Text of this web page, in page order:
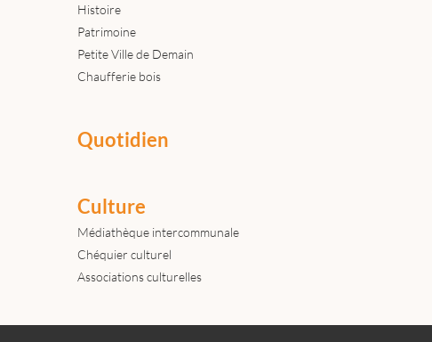
Histoire
Patrimoine
Petite Ville de Demain
Chaufferie bois
Quotidien
Culture
Médiathèque intercommunale
Chéquier culturel
Associations culturelles